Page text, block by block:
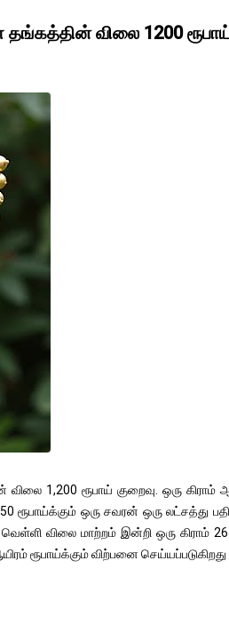
விலை 1200 ரூபாய்
1,200 ரூபாய் குறைவு. ஒரு
ரூபாய்க்கும் ஒரு சவரன் ஒரு லட்சத்து
விலை மாற்றம் இன்றி ஒரு கிராம்
ரூபாய்க்கும் விற்பனை செய்யப்படுகிறது